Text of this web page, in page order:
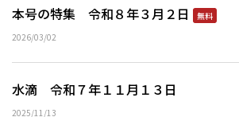
本号の特集 令和８年３月２日
無料
2026/03/02
水滴 令和７年１１月１３日
2025/11/13